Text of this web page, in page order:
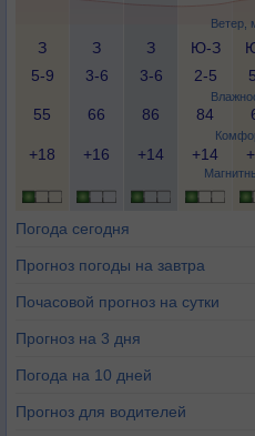
Ветер,
З
5-9
З
3-6
З
3-6
Ю-З
2-5
55 66 86 84
+18 +16 +14 +14
Погода сегодня
Прогноз погоды на завтра
Почасовой прогноз на сутки
Прогноз на 3 дня
Погода на 10 дней
Прогноз для водителей